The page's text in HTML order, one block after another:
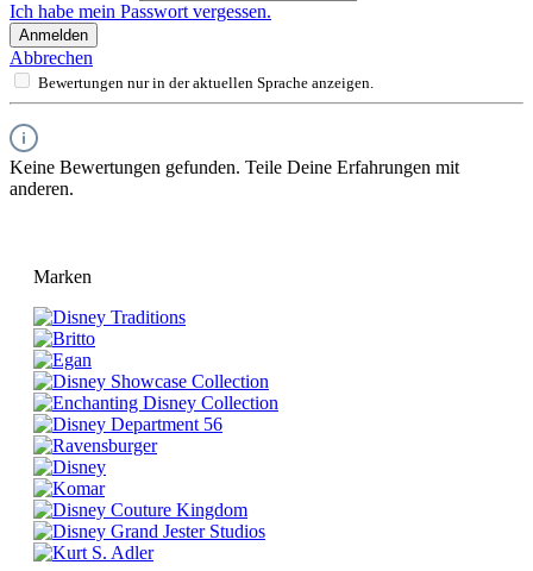
Ich habe mein Passwort vergessen.
Anmelden
Abbrechen
Bewertungen nur in der aktuellen Sprache anzeigen.
Keine Bewertungen gefunden. Teile Deine Erfahrungen mit
anderen.
Marken